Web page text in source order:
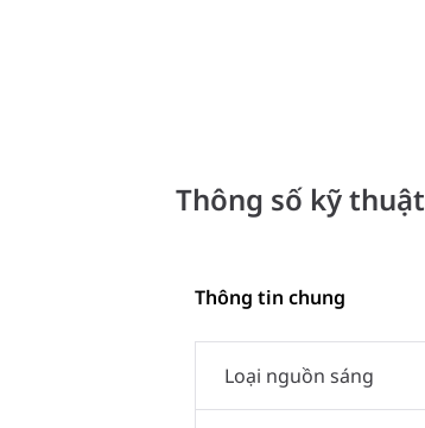
Thông số kỹ thuật
Thông tin chung
Loại nguồn sáng